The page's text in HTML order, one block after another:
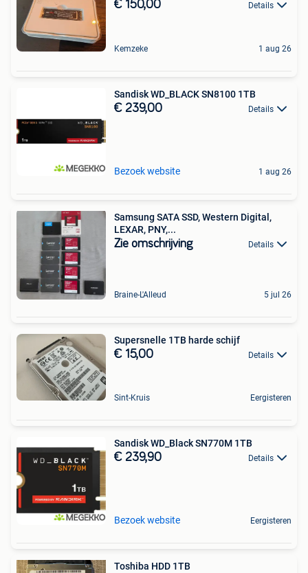
€ 150,00 Details
Kemzeke 1 aug 26
Sandisk WD_BLACK SN8100 1TB
€ 239,00 Details
Bezoek website 1 aug 26
Samsung SATA SSD, Western Digital,
LEXAR, PNY,...
Zie omschrijving Details
Braine-L'Alleud 5 jul 26
Supersnelle 1TB harde schijf
€ 15,00 Details
Sint-Kruis Eergisteren
Sandisk WD_Black SN770M 1TB
€ 239,90 Details
Bezoek website Eergisteren
Toshiba HDD 1TB